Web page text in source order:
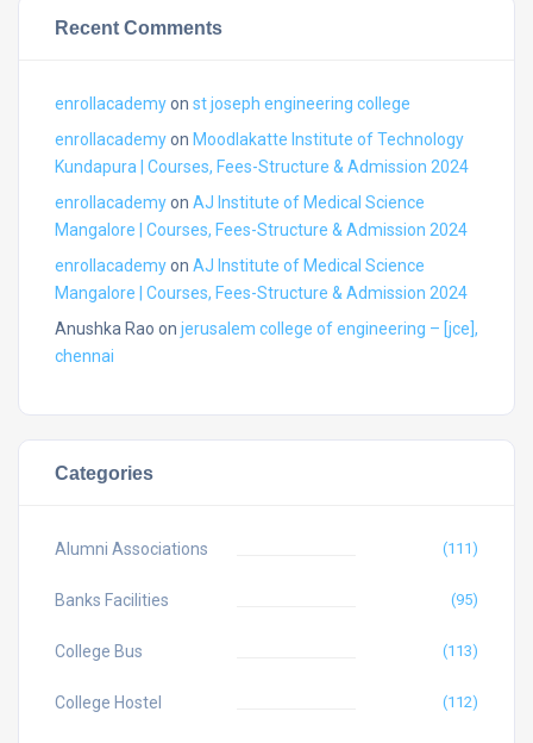
Recent Comments
enrollacademyon st joseph engineering college
enrollacademyon Moodlakatte Institute of Technology
Kundapura | Courses, Fees-Structure & Admission 2024
enrollacademyon AJ Institute of Medical Science
Mangalore | Courses, Fees-Structure & Admission 2024
enrollacademyon AJ Institute of Medical Science
Mangalore | Courses, Fees-Structure & Admission 2024
Anushka Rao on jerusalem college of engineering – [jce],
chennai
Categories
Alumni Associations (111)
Banks Facilities (95)
College Bus (113)
College Hostel (112)